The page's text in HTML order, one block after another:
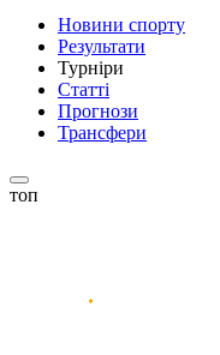
Новини спорту
Результати
Турніри
Статті
Прогнози
Трансфери
топ